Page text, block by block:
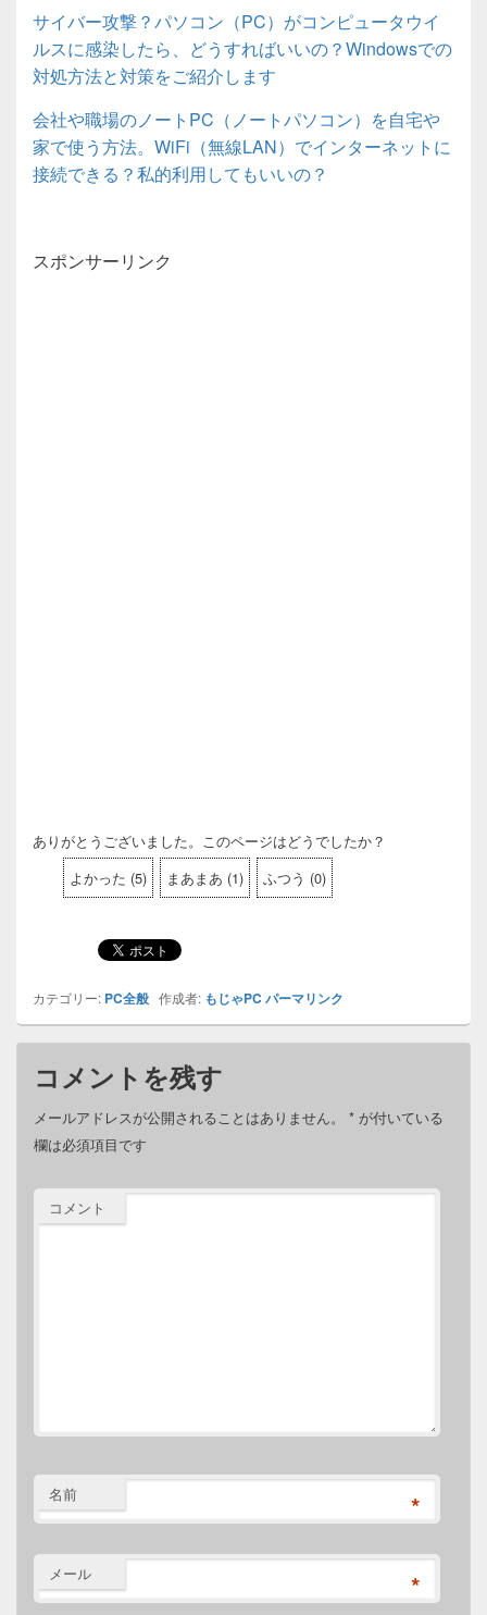
サイバー攻撃？パソコン（PC）がコンピュータウイ
ルスに感染したら、どうすればいいの？Windowsでの
対処方法と対策をご紹介します
会社や職場のノートPC（ノートパソコン）を自宅や
家で使う方法。WiFi（無線LAN）でインターネットに
接続できる？私的利用してもいいの？
スポンサーリンク
ありがとうございました。このページはどうでしたか？
よかった (5) まあまあ (1) ふつう (0)
カテゴリー: PC全般 作成者: もじゃPC パーマリンク
コメントを残す
メールアドレスが公開されることはありません。 * が付いている
欄は必須項目です
コメント
名前 *
メール *